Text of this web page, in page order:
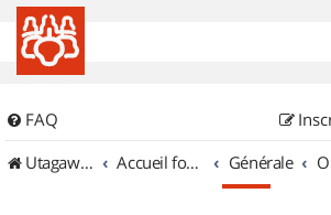
FAQ
UtagawaVTT (Randos VTT et VTTAE avec traces GPS)
Accueil forum Générale